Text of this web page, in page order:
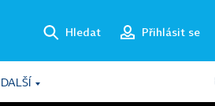
Hledat Přihlásit se
DALŠÍ